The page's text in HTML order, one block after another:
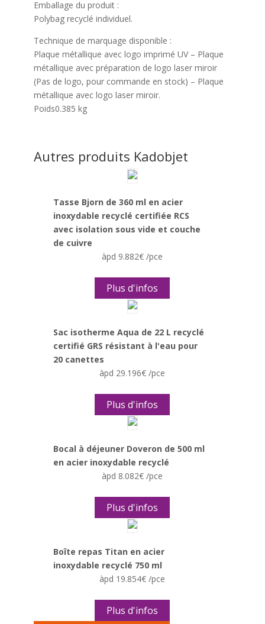
Emballage du produit :
Polybag recyclé individuel.
Technique de marquage disponible :
Plaque métallique avec logo imprimé UV – Plaque
métallique avec préparation de logo laser miroir
(Pas de logo, pour commande en stock) – Plaque
métallique avec logo laser miroir.
Poids0.385 kg
Autres produits Kadobjet
Tasse Bjorn de 360 ml en acier
inoxydable recyclé certifiée RCS
avec isolation sous vide et couche
de cuivre
àpd 9.882€ /pce
Plus d'infos
Sac isotherme Aqua de 22 L recyclé
certifié GRS résistant à l'eau pour
20 canettes
àpd 29.196€ /pce
Plus d'infos
Bocal à déjeuner Doveron de 500 ml
en acier inoxydable recyclé
àpd 8.082€ /pce
Plus d'infos
Boîte repas Titan en acier
inoxydable recyclé 750 ml
àpd 19.854€ /pce
Plus d'infos